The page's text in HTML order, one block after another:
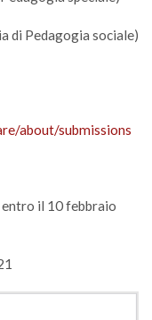
di Pedagogia sociale)
about/submissions
il 10 febbraio